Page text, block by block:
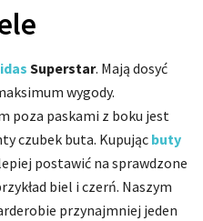
Superstar. Mają dosyć
wygody.
poza paskami z boku jest
czubek buta. Kupując buty
postawić na sprawdzone
biel i czerń. Naszym
przynajmniej jeden